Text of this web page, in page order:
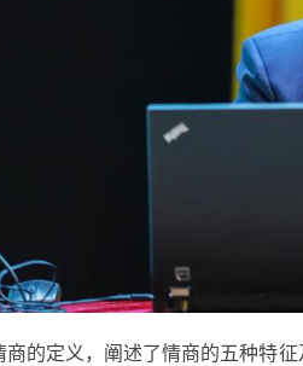
的定义，阐述了情商的五种特